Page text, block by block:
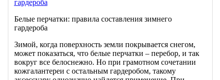
Белые перчатки: правила составления зимнего
гардероба
Зимой, когда поверхность земли покрывается снегом,
может показаться, что белые перчатки – перебор, и так
вокруг все белоснежно. Но при грамотном сочетании
кожгалантереи с остальным гардеробом, такому